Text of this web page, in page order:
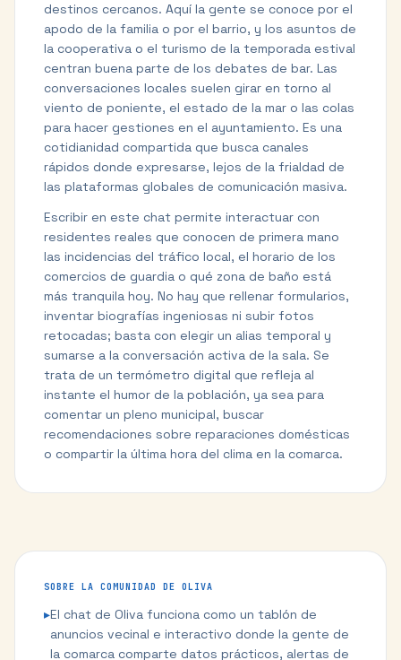
destinos cercanos. Aquí la gente se conoce por el
apodo de la familia o por el barrio, y los asuntos de
la cooperativa o el turismo de la temporada estival
centran buena parte de los debates de bar. Las
conversaciones locales suelen girar en torno al
viento de poniente, el estado de la mar o las colas
para hacer gestiones en el ayuntamiento. Es una
cotidianidad compartida que busca canales
rápidos donde expresarse, lejos de la frialdad de
las plataformas globales de comunicación masiva.
Escribir en este chat permite interactuar con
residentes reales que conocen de primera mano
las incidencias del tráfico local, el horario de los
comercios de guardia o qué zona de baño está
más tranquila hoy. No hay que rellenar formularios,
inventar biografías ingeniosas ni subir fotos
retocadas; basta con elegir un alias temporal y
sumarse a la conversación activa de la sala. Se
trata de un termómetro digital que refleja al
instante el humor de la población, ya sea para
comentar un pleno municipal, buscar
recomendaciones sobre reparaciones domésticas
o compartir la última hora del clima en la comarca.
SOBRE LA COMUNIDAD DE OLIVA
▸El chat de Oliva funciona como un tablón de
anuncios vecinal e interactivo donde la gente de
la comarca comparte datos prácticos, alertas de